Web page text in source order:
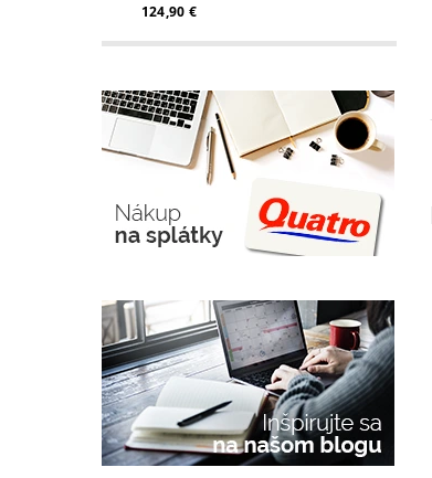
124,90 €